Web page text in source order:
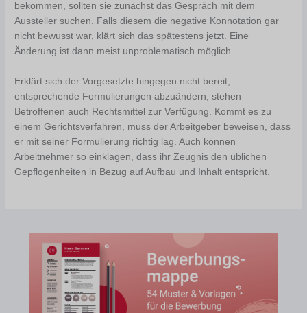
bekommen, sollten sie zunächst das Gespräch mit dem
Aussteller suchen. Falls diesem die negative Konnotation gar
nicht bewusst war, klärt sich das spätestens jetzt. Eine
Änderung ist dann meist unproblematisch möglich.
Erklärt sich der Vorgesetzte hingegen nicht bereit,
entsprechende Formulierungen abzuändern, stehen
Betroffenen auch Rechtsmittel zur Verfügung. Kommt es zu
einem Gerichtsverfahren, muss der Arbeitgeber beweisen, dass
er mit seiner Formulierung richtig lag. Auch können
Arbeitnehmer so einklagen, dass ihr Zeugnis den üblichen
Gepflogenheiten in Bezug auf Aufbau und Inhalt entspricht.